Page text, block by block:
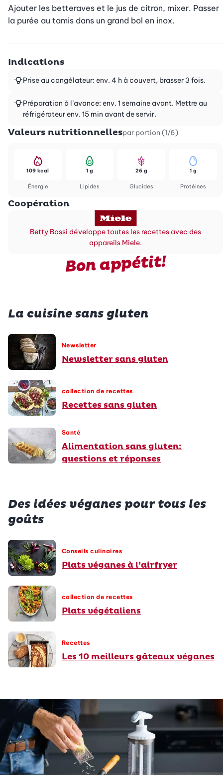
Ajouter les betteraves et le jus de citron, mixer. Passer
la purée au tamis dans un grand bol en inox.
Indications
Prise au congélateur: env. 4 h à couvert, brasser 3 fois.
Préparation à l’avance: env. 1 semaine avant. Mettre au
réfrigérateur env. 15 min avant de servir.
Valeurs nutritionnellespar portion (1/6)
Énergie
109 kcal
Lipides
1 g
Glucides
26 g
Protéines
1 g
Coopération
Betty Bossi développe toutes les recettes avec des
appareils Miele.
Bon appétit!
La cuisine sans gluten
Newsletter
Newsletter sans gluten
collection de recettes
Recettes sans gluten
Santé
Alimentation sans gluten:
questions et réponses
Des idées véganes pour tous les
goûts
Conseils culinaires
Plats véganes à l’airfryer
collection de recettes
Plats végétaliens
Recettes
Les 10 meilleurs gâteaux véganes